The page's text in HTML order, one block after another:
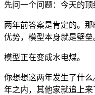
先问一个问题：今天的顶
两年前答案是肯定的。
优势，模型本身就是壁垒
模型正在变成水电煤。
你想想这两年发生了什
年之内，其他家就追上